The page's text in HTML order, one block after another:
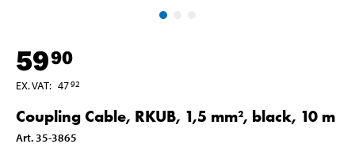
5990
EX. VAT: 4792
Coupling Cable, RKUB, 1,5 mm², black, 10 m
Art. 35-3865